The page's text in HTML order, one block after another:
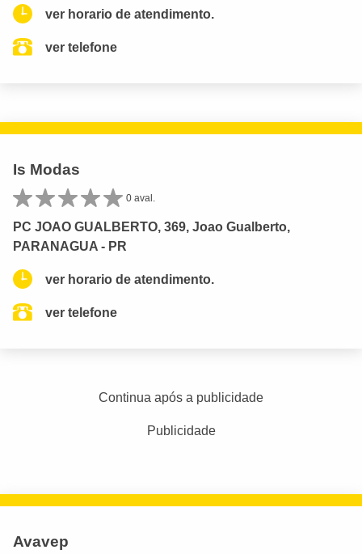
ver horario de atendimento.
ver telefone
Is Modas
0 aval.
PC JOAO GUALBERTO, 369, Joao Gualberto,
PARANAGUA - PR
ver horario de atendimento.
ver telefone
Continua após a publicidade
Publicidade
Avavep